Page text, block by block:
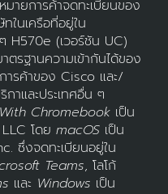
มายการค้าจดทะเบียนของ
ในเครือที่อยู่ใน
H570e (เวอร์ชัน UC)
ตรฐานความเข้ากันได้ของ
ารค้าของ Cisco และ/
กาและประเทศอื่น ๆ
Chromebook เป็น
โดย macOS เป็น
ซึ่งจดทะเบียนอยู่ใน
Teams, โลโก้
และ Windows เป็น